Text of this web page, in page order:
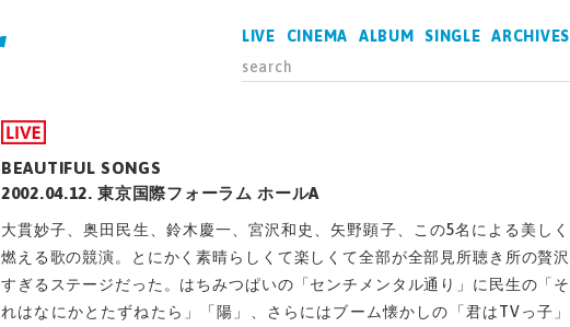
LIVE CINEMA ALBUM SINGLE ARCHIVES
BEAUTIFUL SONGS
2002.04.12. 東京国際フォーラム ホールA
大貫妙子、奥田民生、鈴木慶一、宮沢和史、矢野顕子、この5名による美しく
燃える歌の競演。とにかく素晴らしくて楽しくて全部が全部見所聴き所の贅沢
すぎるステージだった。はちみつぱいの「センチメンタル通り」に民生の「そ
れはなにかとたずねたら」「陽」、さらにはブーム懐かしの「君はTVっ子」